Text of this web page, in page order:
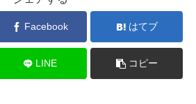
Facebook はてブ
LINE コピー